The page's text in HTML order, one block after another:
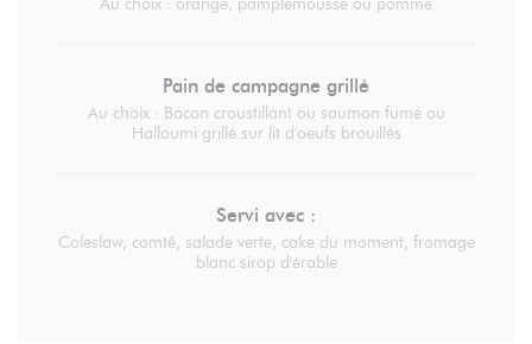
Au choix : orange, pamplemousse ou pomme
Pain de campagne grillé
Au choix : Bacon croustillant ou saumon fumé ou
Halloumi grillé sur lit d'oeufs brouillés
Servi avec :
Coleslaw, comté, salade verte, cake du moment, fromage
blanc sirop d'érable